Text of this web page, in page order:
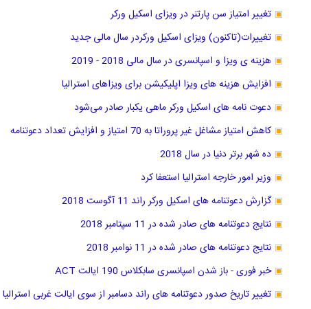
تغییر امتیاز سن پارتنر در ویزای اسکیل ورکر
تغییرات(تاکنون) ویزای اسکیل ورکردر سال مالی جدید
هزینه ی ویزا و اسپانسری در سال مالی 2018 - 2019
افزایش هزینه های ویزا اپلیکیشن برای ویزاهای استرالیا
دعوت نامه های اسکیل ورکر ماهی یکبار صادر می‌شود
کاهش امتیاز مشاغل غیر پروراتا به 70 امتیاز و افزایش تعداد دعوتنامه
ده شهر برتر دنیا در سال 2018
وزیر امور خارجه استرالیا استعفا کرد
گزارش دعوتنامه های اسکیل ورکر راند 11 آگوست 2018
نتایج دعوتنامه های صادر شده در 11 سپتامبر 2018
نتایج دعوتنامه های صادر شده در 11 نوامبر 2018
خبر فوری - باز شدن اسپانسری سابکلاس 190 ایالت ACT
تغییر تاریخ صدور دعوتنامه های راند دسامبر از سوی ایالت غربی استرالیا